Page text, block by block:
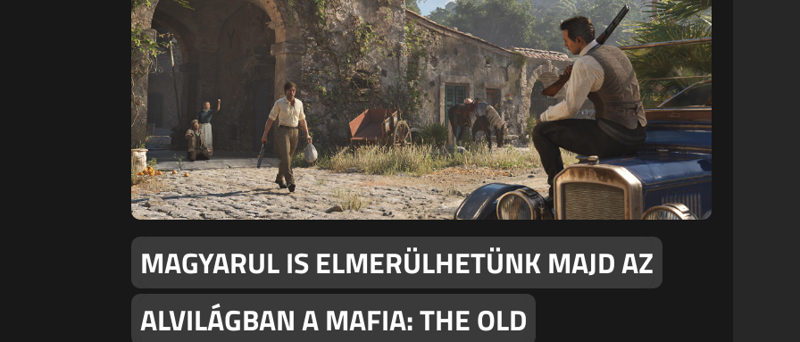
MAGYARUL IS ELMERÜLHETÜNK MAJD AZ
ALVILÁGBAN A MAFIA: THE OLD